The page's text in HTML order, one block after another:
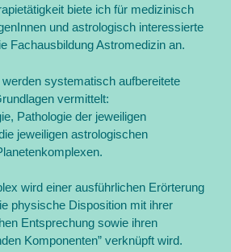
biete ich für medizinisch
und astrologisch interessierte
Fachausbildung Astromedizin an.
systematisch aufbereitete
vermittelt:
Pathologie der jeweiligen
jeweiligen astrologischen
wird einer ausführlichen Erörterung
physische Disposition mit ihrer
Entsprechung sowie ihren
Komponenten” verknüpft wird.